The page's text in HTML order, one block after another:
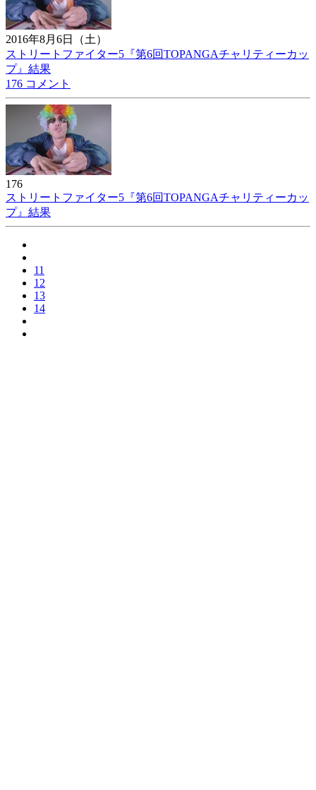
2016年8月6日（土）
ストリートファイター5『第6回TOPANGAチャリティーカッ
プ』結果
176 コメント
176
ストリートファイター5『第6回TOPANGAチャリティーカッ
プ』結果
11
12
13
14